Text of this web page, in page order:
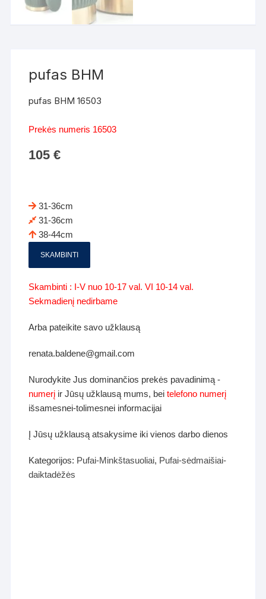
pufas BHM
pufas BHM 16503
Prekės numeris 16503
105€
31-36cm
31-36cm
38-44cm
SKAMBINTI
Skambinti : I-V nuo 10-17 val. VI 10-14 val.
Sekmadienį nedirbame
Arba pateikite savo užklausą
renata.baldene@gmail.com
Nurodykite Jus dominančios prekės pavadinimą -
numerį ir Jūsų užklausą mums, beitelefono numerį
išsamesnei-tolimesnei informacijai
Į Jūsų užklausą atsakysime iki vienos darbo dienos
Kategorijos: Pufai-Minkštasuoliai, Pufai-sėdmaišiai-
daiktadėžės